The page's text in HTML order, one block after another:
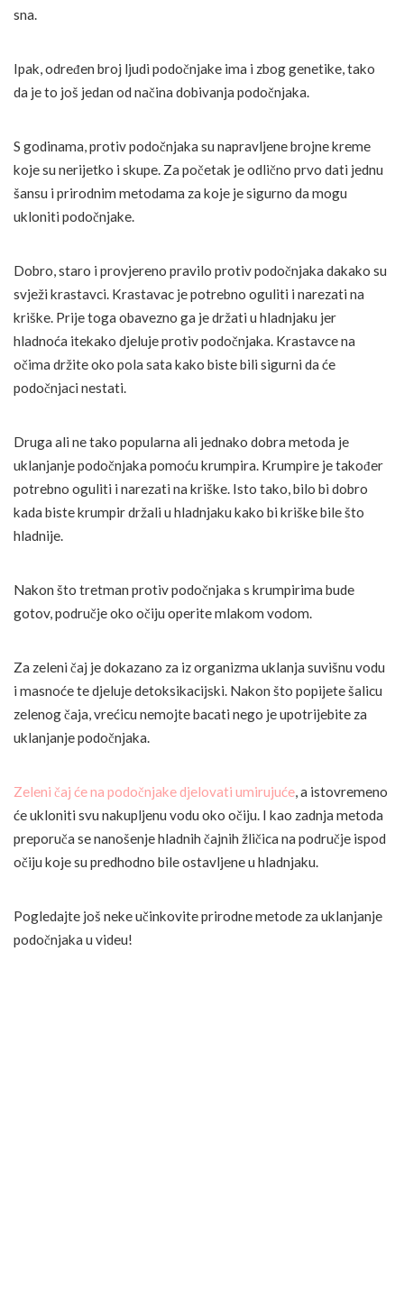
sna.
Ipak, određen broj ljudi podočnjake ima i zbog genetike, tako
da je to još jedan od načina dobivanja podočnjaka.
S godinama, protiv podočnjaka su napravljene brojne kreme
koje su nerijetko i skupe. Za početak je odlično prvo dati jednu
šansu i prirodnim metodama za koje je sigurno da mogu
ukloniti podočnjake.
Dobro, staro i provjereno pravilo protiv podočnjaka dakako su
svježi krastavci. Krastavac je potrebno oguliti i narezati na
kriške. Prije toga obavezno ga je držati u hladnjaku jer
hladnoća itekako djeluje protiv podočnjaka. Krastavce na
očima držite oko pola sata kako biste bili sigurni da će
podočnjaci nestati.
Druga ali ne tako popularna ali jednako dobra metoda je
uklanjanje podočnjaka pomoću krumpira. Krumpire je također
potrebno oguliti i narezati na kriške. Isto tako, bilo bi dobro
kada biste krumpir držali u hladnjaku kako bi kriške bile što
hladnije.
Nakon što tretman protiv podočnjaka s krumpirima bude
gotov, područje oko očiju operite mlakom vodom.
Za zeleni čaj je dokazano za iz organizma uklanja suvišnu vodu
i masnoće te djeluje detoksikacijski. Nakon što popijete šalicu
zelenog čaja, vrećicu nemojte bacati nego je upotrijebite za
uklanjanje podočnjaka.
Zeleni čaj će na podočnjake djelovati umirujuće, a istovremeno
će ukloniti svu nakupljenu vodu oko očiju. I kao zadnja metoda
preporuča se nanošenje hladnih čajnih žličica na područje ispod
očiju koje su predhodno bile ostavljene u hladnjaku.
Pogledajte još neke učinkovite prirodne metode za uklanjanje
podočnjaka u videu!